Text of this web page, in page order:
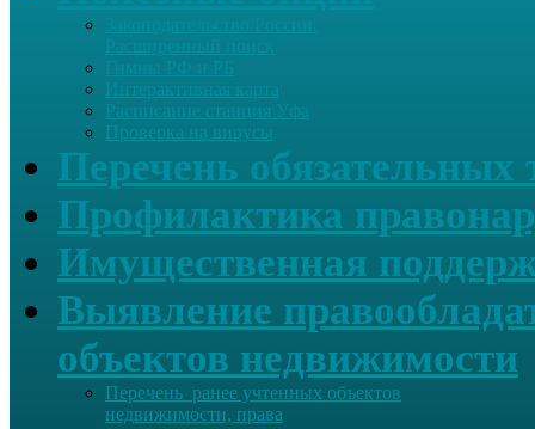
Интерактивная карта
Расписание станция Уфа
Проверка на вирусы
Перечень обязательных
Профилактика
Имущественная
Выявление
объектов недвижимости
Перечень ранее учтенных объектов
недвижимости, права